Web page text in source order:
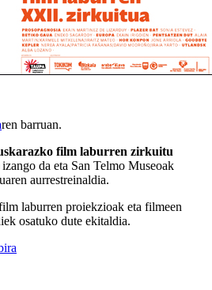
ren barruan.
film laburren zirkuitu
izango da eta San Telmo Museoak
aurrestreinaldia.
laburren proiekzioak eta filmeen
osatuko dute ekitaldia.